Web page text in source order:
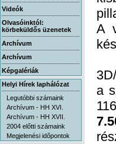
Videók
Olvasóinktól:
körbeküldős üzenetek
Archívum
Archívum
Képgalériák
Helyi Hírek laphálózat
Legutóbbi számaink
Archívum - HH XVI.
Archívum - HH XVII.
2004 előtti számaink
Megjelenési időpontok
A
a